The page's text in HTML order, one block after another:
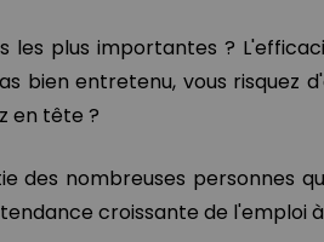
les plus importantes ?
bien entretenu, vous risquez
en tête ?
des nombreuses personnes
croissante de l'emploi